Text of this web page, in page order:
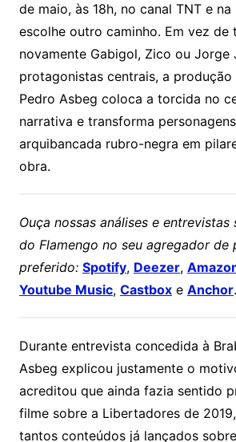
de maio, às 18h, no canal TNT e na
escolhe outro caminho. Em vez de
novamente Gabigol, Zico ou Jorge
protagonistas centrais, a
Pedro Asbeg coloca a torcida no
narrativa e transforma
arquibancada rubro-negra em
obra.
Ouça nossas análises e entrevistas
do Flamengo no seu agregador de
preferido: Spotify, Deezer,
Youtube Music, Castboxe Anchor.
Durante entrevista concedida à
Asbeg explicou justamente o
acreditou que ainda fazia sentido
filme sobre a Libertadores de
tantos conteúdos já lançados